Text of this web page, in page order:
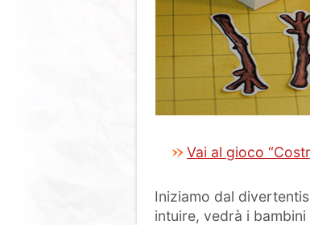
Vai al gioco
Iniziamo dal
intuire, vedrà i